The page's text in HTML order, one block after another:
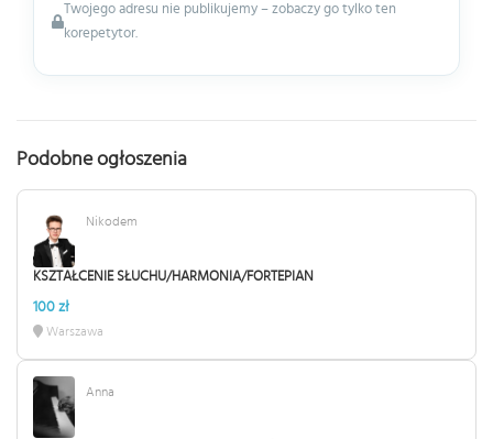
Twojego adresu nie publikujemy – zobaczy go tylko ten
korepetytor.
Podobne ogłoszenia
Nikodem
KSZTAŁCENIE SŁUCHU/HARMONIA/FORTEPIAN
100 zł
Warszawa
Anna